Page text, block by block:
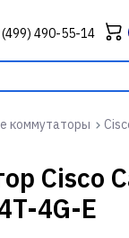
(499) 490-55-14
коммутаторы
Cisco
4G-E